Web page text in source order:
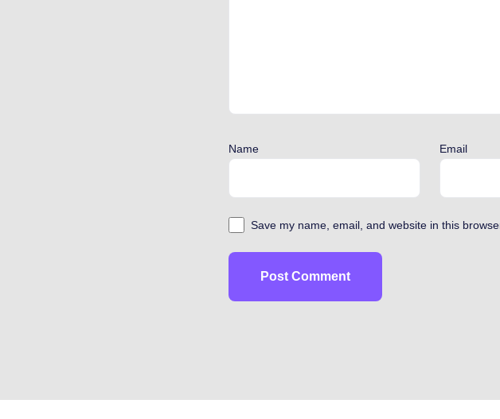
Name Email
Save my name, email, and website in this